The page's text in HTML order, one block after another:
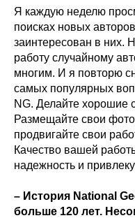
Я каждую неделю
поисках новых
заинтересован в них.
работу случайному
многим. И я повторю
самых популярных
NG. Делайте хорошие
Размещайте свои
продвигайте свои
Качество вашей
надежность и
– История National
больше 120 лет.